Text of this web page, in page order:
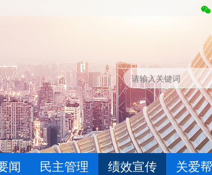
闻 民主管理 绩效宣传 关爱